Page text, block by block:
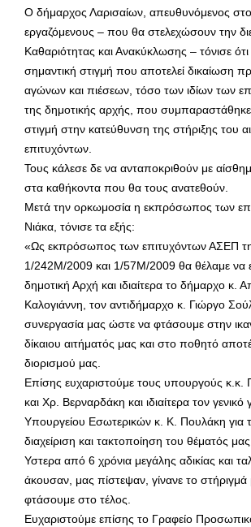
Ο δήμαρχος Λαρισαίων, απευθυνόμενος
εργαζόμενους – που θα στελεχώσουν την
Καθαριότητας και Ανακύκλωσης – τόνισε ότι
σημαντική στιγμή που αποτελεί δικαίωση
αγώνων και πιέσεων, τόσο των ιδίων των
της δημοτικής αρχής, που
στιγμή στην κατεύθυνση της στήριξης του
επιτυχόντων.
Τους κάλεσε δε να ανταποκριθούν με
στα καθήκοντα που θα τους ανατεθούν.
Μετά την ορκωμοσία η εκπρόσωπος των
Νιάκα, τόνισε τα εξής:
«Ως εκπρόσωπος των επιτυχόντων ΑΣΕΠ
1/242Μ/2009 και 1/57Μ/2009 θα θέλαμε να
δημοτική Αρχή και ιδιαίτερα το δήμαρχο κ.
Καλογιάννη, τον αντιδήμαρχο κ. Γιώργο
συνεργασία μας ώστε να φτάσουμε στην
δίκαιου αιτήματός μας και στο ποθητό
διορισμού μας.
Επίσης ευχαριστούμε τους υπουργούς
και Χρ. Βερναρδάκη και ιδιαίτερα τον
Υπουργείου Εσωτερικών κ. Κ. Πουλάκη για
διαχείριση και τακτοποίηση του θέματός
Υστερα από 6 χρόνια μεγάλης αδικίας και
άκουσαν, μας πίστεψαν, γίνανε το
φτάσουμε στο τέλος.
Ευχαριστούμε επίσης το Γραφείο